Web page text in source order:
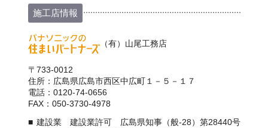
施工店情報
（有）山尾工務店
〒733-0012
住所：広島県広島市西区中広町１－５－１７
電話：0120-74-0656
FAX：050-3730-4978
建設業 建設業許可 広島県知事（般-28）第28440号